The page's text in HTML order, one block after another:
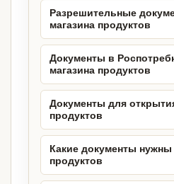
Разрешительные
магазина продуктов
Документы в
магазина продуктов
Документы для
продуктов
Какие документы нужны
продуктов